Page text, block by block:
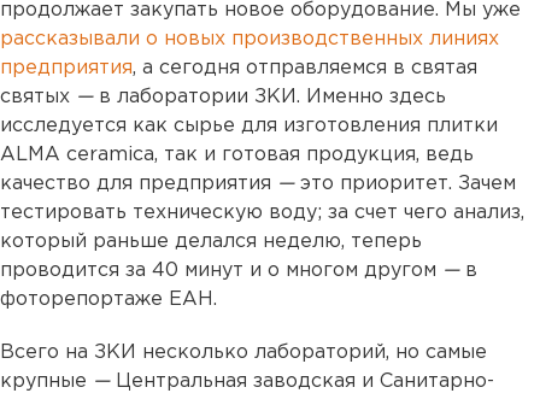
продолжает закупать новое оборудование. Мы уже
рассказывали о новых производственных линиях
предприятия, а сегодня отправляемся в святая
святых —в лаборатории ЗКИ. Именно здесь
исследуется как сырье для изготовления плитки
ALMA ceramica, так и готовая продукция, ведь
качество для предприятия —это приоритет. Зачем
тестировать техническую воду; за счет чего анализ,
который раньше делался неделю, теперь
проводится за 40 минут и о многом другом —в
фоторепортаже ЕАН.
Всего на ЗКИ несколько лабораторий, но самые
крупные —Центральная заводская и Санитарно-